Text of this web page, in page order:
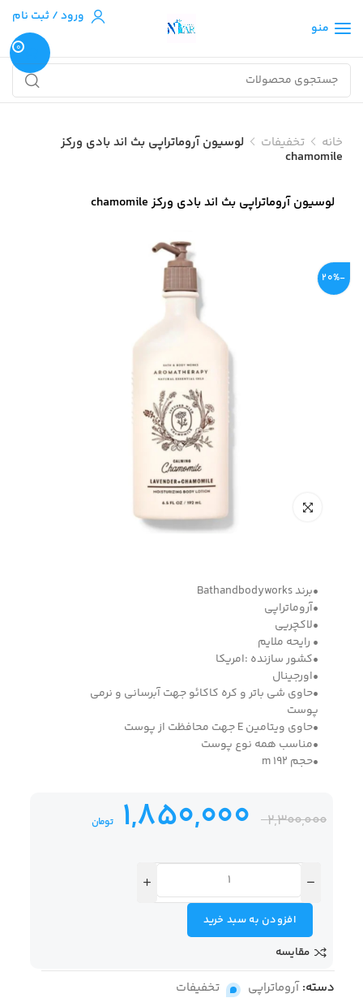
منو
ورود / ثبت نام
0
خانه تخفیفات لوسیون آروماتراپی بث اند بادی ورکز
chamomile
-20%
لوسیون آروماتراپی بث اند بادی ورکز chamomile
•برند Bathandbodyworks
•آروماتراپی
•لاکچریی
• رایحه ملایم
•کشور سازنده :امریکا
•اورجینال
•حاوی شی باتر و کره کاکائو جهت آبرسانی و نرمی
پوست
•حاوی ویتامین E جهت محافظت از پوست
•مناسب همه نوع پوست
•حجم 192 m
2,300,000
1,850,000 تومان
افزودن به سبد خرید
مقایسه
دسته:آروماتراپی , تخفیفات